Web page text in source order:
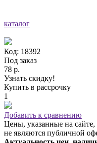
каталог
Код: 18392
Под заказ
78 р.
Узнать скидку!
Купить в рассрочку
1
Добавить к сравнению
Цены, указанные на
не являются публичной